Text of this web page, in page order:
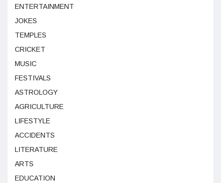
ENTERTAINMENT
JOKES
TEMPLES
CRICKET
MUSIC
FESTIVALS
ASTROLOGY
AGRICULTURE
LIFESTYLE
ACCIDENTS
LITERATURE
ARTS
EDUCATION